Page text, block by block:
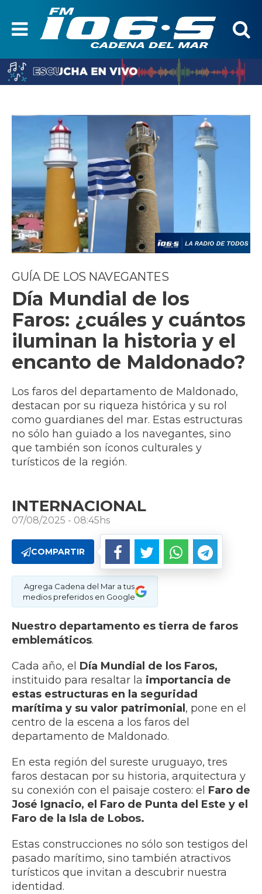
GUÍA DE LOS NAVEGANTES
Día Mundial de los
Faros: ¿cuáles y cuántos
iluminan la historia y el
encanto de Maldonado?
Los faros del departamento de Maldonado,
destacan por su riqueza histórica y su rol
como guardianes del mar. Estas estructuras
no sólo han guiado a los navegantes, sino
que también son íconos culturales y
turísticos de la región.
INTERNACIONAL
07/08/2025 - 08:45hs
COMPARTIR
Agrega Cadena del Mar a tus
medios preferidos en Google
Nuestro departamento es tierra de faros
emblemáticos.
Cada año, el Día Mundial de los Faros,
instituido para resaltar la importancia de
estas estructuras en la seguridad
marítima y su valor patrimonial, pone en el
centro de la escena a los faros del
departamento de Maldonado.
En esta región del sureste uruguayo, tres
faros destacan por su historia, arquitectura y
su conexión con el paisaje costero: el Faro de
José Ignacio, el Faro de Punta del Este y el
Faro de la Isla de Lobos.
Estas construcciones no sólo son testigos del
pasado marítimo, sino también atractivos
turísticos que invitan a descubrir nuestra
identidad.